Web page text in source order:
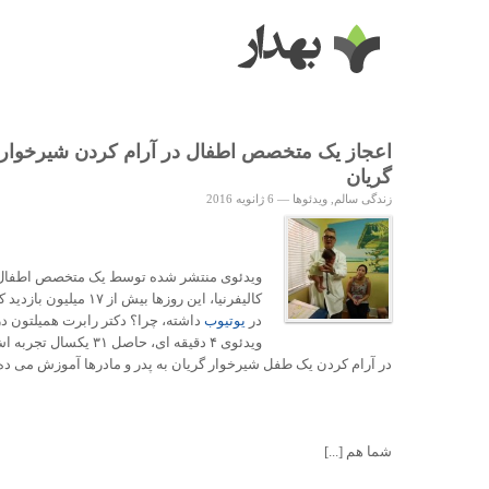
اعجاز یک متخصص اطفال در آرام کردن شیرخوار
گریان
زندگی سالم ویدئوها — 6 ژانویه 2016
ویدئوی منتشر شده توسط یک متخصص
کالیفرنیا، این روزها بیش از ۱۷ میلیون
در یوتیوب داشته، چرا؟ دکتر رابرت همیلتون
ویدئوی ۴ دقیقه ای، حاصل ۳۱ یکسال
در آرام کردن یک طفل شیرخوار گریان به پدر و مادرها آموزش می
شما هم [...]